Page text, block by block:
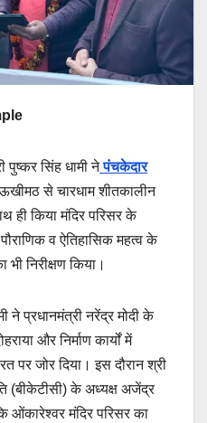
पुष्कर सिंह धामी नेपंचकेदार
से चारधाम शीतकालीन
ही किया मंदिर परिसर के
व ऐतिहासिक महत्व के
भी निरीक्षण किया।
ने प्रधानमंत्री नरेंद्र मोदी के
और निर्माण कार्यों में
पर जोर दिया। इस दौरान श्री
(बीकेटीसी) के अध्यक्ष अजेंद्र
ओंकारेश्वर मंदिर परिसर का